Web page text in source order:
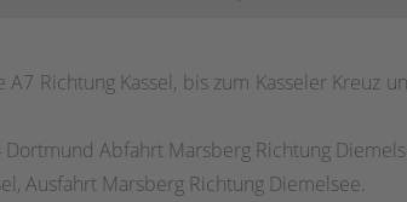
Richtung Kassel, bis zum Kasseler Kreuz
Abfahrt Marsberg Richtung
Ausfahrt Marsberg Richtung Diemelsee.